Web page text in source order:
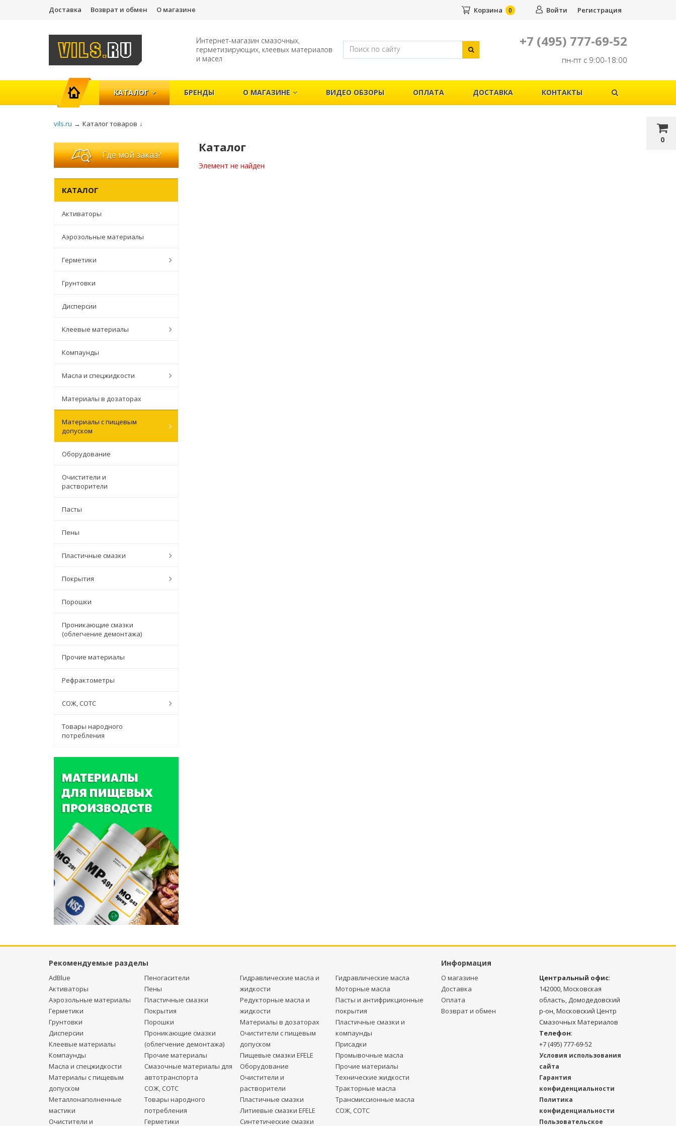
Доставка Возврат и обмен О магазине
0
Войти Регистрация
Корзина 0
Интернет-магазин смазочных,
герметизирующих, клеевых материалов
и масел
+7 (495) 777-69-52
пн-пт с 9:00-18:00
ГЛАВНАЯ
КАТАЛОГ БРЕНДЫ О МАГАЗИНЕ ВИДЕО ОБЗОРЫ ОПЛАТА ДОСТАВКА КОНТАКТЫ
vils.ru → Каталог товаров ↓
Где мой заказ?
КАТАЛОГ
Активаторы
Аэрозольные материалы
Герметики
Грунтовки
Дисперсии
Клеевые материалы
Компаунды
Масла и спецжидкости
Материалы в дозаторах
Материалы с пищевым
допуском
Оборудование
Очистители и
растворители
Пасты
Пены
Пластичные смазки
Покрытия
Порошки
Проникающие смазки
(облегчение демонтажа)
Прочие материалы
Рефрактометры
СОЖ, СОТС
Товары народного
потребления
Каталог
Элемент не найден
Рекомендуемые разделы Информация
AdBlue
Активаторы
Аэрозольные материалы
Герметики
Грунтовки
Дисперсии
Клеевые материалы
Компаунды
Масла и спецжидкости
Материалы с пищевым
допуском
Металлонаполненные
мастики
Очистители и
Пеногасители
Пены
Пластичные смазки
Покрытия
Порошки
Проникающие смазки
(облегчение демонтажа)
Прочие материалы
Смазочные материалы для
автотранспорта
СОЖ, СОТС
Товары народного
потребления
Герметики
Гидравлические масла и
жидкости
Редукторные масла и
жидкости
Материалы в дозаторах
Очистители с пищевым
допуском
Пищевые смазки EFELE
Оборудование
Очистители и
растворители
Пластичные смазки
Литиевые смазки EFELE
Синтетические смазки
Гидравлические масла
Моторные масла
Пасты и антифрикционные
покрытия
Пластичные смазки и
компаунды
Присадки
Промывочные масла
Прочие материалы
Технические жидкости
Тракторные масла
Трансмиссионные масла
СОЖ, СОТС
О магазине
Доставка
Оплата
Возврат и обмен
Центральный офис:
142000, Московская
область, Домодедовский
р-он, Московский Центр
Смазочных Материалов
Телефон:
+7 (495) 777-69-52
Условия использования
сайта
Гарантия
конфиденциальности
Политика
конфиденциальности
Пользовательское